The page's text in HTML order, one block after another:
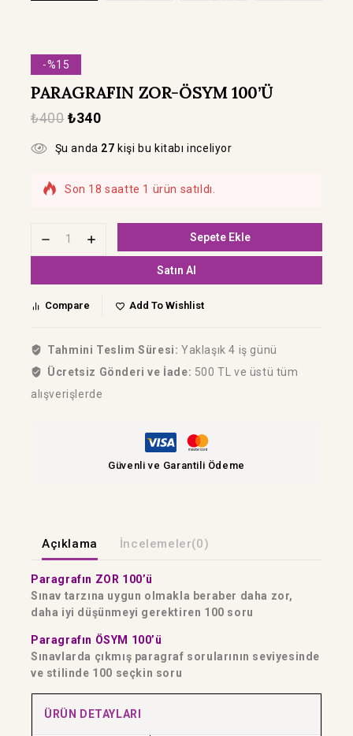
-%15
PARAGRAFIN ZOR-ÖSYM 100’Ü
₺400 ₺340
Şu anda 27 kişi bu kitabı inceliyor
Son 18 saatte 1 ürün satıldı.
Sepete Ekle
Satın Al
Compare Add To Wishlist
Tahmini Teslim Süresi: Yaklaşık 4 iş günü
Ücretsiz Gönderi ve İade: 500 TL ve üstü tüm
alışverişlerde
Güvenli ve Garantili Ödeme
Açıklama İncelemeler(0)
Paragrafın ZOR 100’ü
Sınav tarzına uygun olmakla beraber daha zor,
daha iyi düşünmeyi gerektiren 100 soru
Paragrafın ÖSYM 100’ü
Sınavlarda çıkmış paragraf sorularının seviyesinde
ve stilinde 100 seçkin soru
ÜRÜN DETAYLARI